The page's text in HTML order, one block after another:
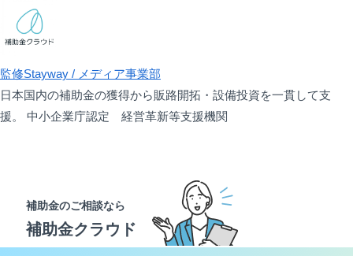
監修Stayway / メディア事業部
日本国内の補助金の獲得から販路開拓・設備投資を一貫して支
援。 中小企業庁認定 経営革新等支援機関
補助金のご相談なら
補助金クラウド